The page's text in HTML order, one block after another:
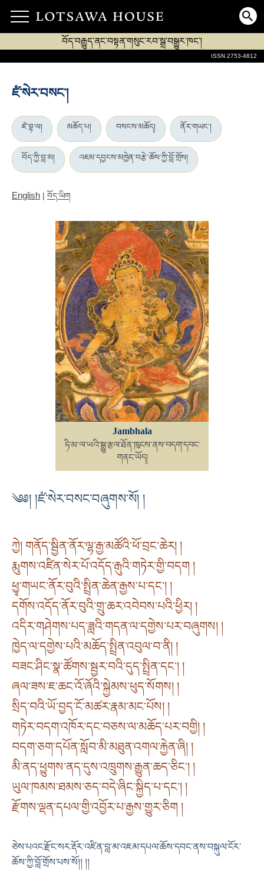
བོད་བརྒྱུད་ནང་བསྟན་གསུང་རབ་སྒྲ་བསྒྱུར་ཁང་།
ISSN 2753-4812
ཛཾ་སེར་བསང་།
ཛཾ་བྷ་ལ། མཆོད་པ། བསངས་མཆོད། ནོར་གཡང་།
བོད་ཀྱི་བླ་མ། འཇམ་དབྱངས་མཁྱེན་བརྩེ་ཆོས་ཀྱི་བློ་གྲོས།
English | བོད་ཡིག
Jambhala
ཧི་མ་ལ་ཡའི་སྒྱུ་རྩལ་ཐོན་ཁུངས་ནས་བདག་དབང་
གནང་ཡོད།
༄༅། །ཛཾ་སེར་བསང་བཞུགས་སོ། །
ཀྱེ། གནོད་སྦྱིན་ནོར་ལྷ་རྒྱ་མཚོའི་ཕོ་བྲང་ཆེར། །
རྨུགས་འཛིན་སེར་པོ་འདོད་རྒུའི་གཏེར་གྱི་བདག །
ཕྱྭ་གཡང་ནོར་བུའི་སྤྲིན་ཆེན་རྒྱས་པ་དང་། །
དགོས་འདོད་ནོར་བུའི་གྲུ་ཆར་འབེབས་པའི་ཕྱིར། །
འདིར་གཤེགས་པད་ཟླའི་གདན་ལ་དགྱེས་པར་བཞུགས། །
ཁྱེད་ལ་དགྱེས་པའི་མཆོད་སྤྲིན་འབུལ་བ་ནི། །
བཟང་ཤིང་སྣ་ཚོགས་སྦྱར་བའི་དུད་སྤྲིན་དང་། །
ཞལ་ཟས་ཇ་ཆང་འོ་ཞོའི་སྐྱེམས་ཕུད་སོགས། །
སྲིད་བའི་ཡོ་བྱད་ངོ་མཚར་རྣམ་མང་པོས། །
གཏེར་བདག་འཁོར་དང་བཅས་ལ་མཆོད་པར་བགྱི། །
བདག་ཅག་དཔོན་སློབ་མི་མཐུན་འགལ་རྐྱེན་ཞི། །
མི་ནད་ཕྱུགས་ནད་དུས་འཁྲུགས་རྒྱུན་ཆད་ཅིང་། །
ཡུལ་ཁམས་ཐམས་ཅད་བདེ་ཞིང་སྐྱིད་པ་དང་། །
རྫོགས་ལྡན་དཔལ་གྱི་འབྱོར་པ་རྒྱས་གྱུར་ཅིག །
ཅེས་པའང་རྫོང་སར་རྡོར་འཛིན་བླ་མ་འཇམ་དཔལ་ཆོས་དབང་ནས་བསྐུལ་ངོར་
ཆོས་ཀྱི་བློ་གྲོས་པས་སོ།། །།